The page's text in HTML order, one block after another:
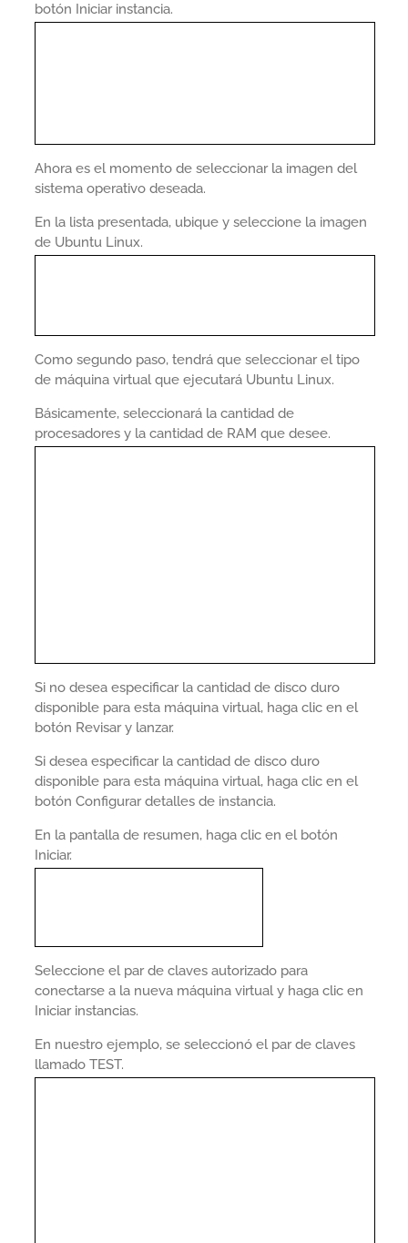
botón Iniciar instancia.
Ahora es el momento de seleccionar la imagen del
sistema operativo deseada.
En la lista presentada, ubique y seleccione la imagen
de Ubuntu Linux.
Como segundo paso, tendrá que seleccionar el tipo
de máquina virtual que ejecutará Ubuntu Linux.
Básicamente, seleccionará la cantidad de
procesadores y la cantidad de RAM que desee.
Si no desea especificar la cantidad de disco duro
disponible para esta máquina virtual, haga clic en el
botón Revisar y lanzar.
Si desea especificar la cantidad de disco duro
disponible para esta máquina virtual, haga clic en el
botón Configurar detalles de instancia.
En la pantalla de resumen, haga clic en el botón
Iniciar.
Seleccione el par de claves autorizado para
conectarse a la nueva máquina virtual y haga clic en
Iniciar instancias.
En nuestro ejemplo, se seleccionó el par de claves
llamado TEST.